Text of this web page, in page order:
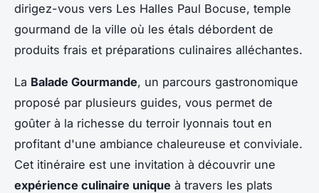
dirigez-vous vers Les Halles Paul Bocuse, temple
gourmand de la ville où les étals débordent de
produits frais et préparations culinaires alléchantes.
La Balade Gourmande, un parcours gastronomique
proposé par plusieurs guides, vous permet de
goûter à la richesse du terroir lyonnais tout en
profitant d'une ambiance chaleureuse et conviviale.
Cet itinéraire est une invitation à découvrir une
expérience culinaire unique à travers les plats